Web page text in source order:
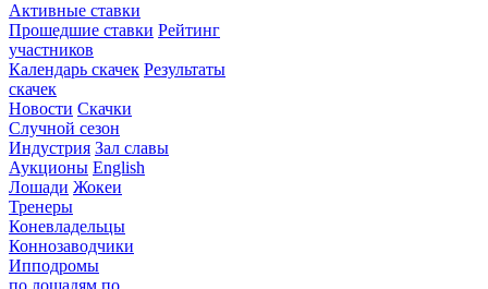
Активные ставки
Прошедшие ставки Рейтинг
участников
Календарь скачек Результаты
скачек
Новости Скачки
Случной сезон
Индустрия Зал славы
Аукционы English
Лошади Жокеи
Тренеры
Коневладельцы
Коннозаводчики
Ипподромы
по лошадям по